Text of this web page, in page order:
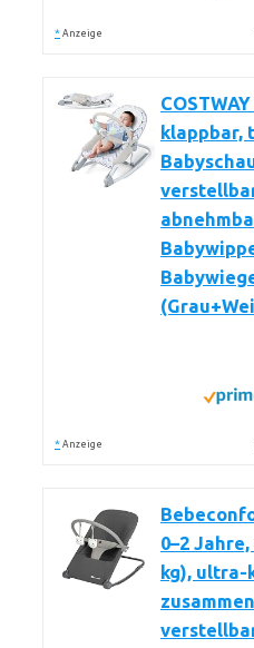
* Anzeige
klappbar,
* Anzeige
0–2
kg), ultra-